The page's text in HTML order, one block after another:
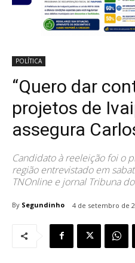
POLÍTICA
“Quero dar
projetos de
assegura
Candidato à reeleição foi o
região entrevistado em
TNOnline e jornal Tribuna
By Segundinho 4 de setembro de